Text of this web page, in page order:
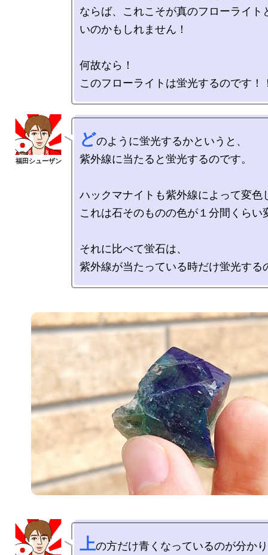
ならば、これこそが真のフローライト
いのかもしれません！
何故なら！
どのように蛍光するかというと、
紫外線に当たると蛍光するのです。
ハックマナイトも紫外線によって変色
これは石そのものの色が１分間くらい
それに比べて蛍石は、
上の方だけ青くなっているのが分か